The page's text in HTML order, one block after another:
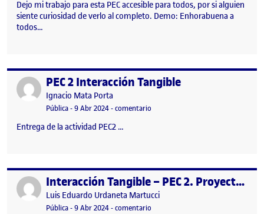
Dejo mi trabajo para esta PEC accesible para todos, por si alguien
siente curiosidad de verlo al completo. Demo: Enhorabuena a
todos…
Publicado porPEC 2 Interacción Tangible
Publicado por
Ignacio Mata Porta
Visibilidad:
Pública-Fecha de publicación
9 Abr 20248 abril, 2024 9:30 am
-comentario
Entrega de la actividad PEC2 …
Publicado por Interacción Tangible – PEC 2. Proyecto Arduino (Introducción al entorno de Arduino)
Publicado por
Luis Eduardo Urdaneta Martucci
Visibilidad:
Pública-Fecha de publicación
9 Abr 20248 abril, 2024 11:12 pm
-comentario